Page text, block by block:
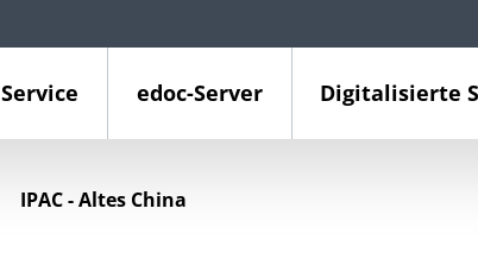
Service edoc-Server Digitalisierte
IPAC - Altes China